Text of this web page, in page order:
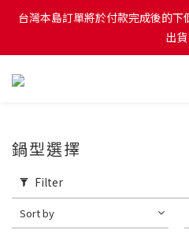
台灣本島訂單將於付款完成後的
出貨
台灣本島訂單將於付款完成後的
出貨
台灣本島消費滿
鍋型選擇
Filter
Sort by